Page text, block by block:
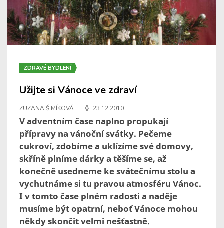
ZDRAVÉ BYDLENÍ
Užijte si Vánoce ve zdraví
ZUZANA ŠIMÍKOVÁ 23.12.2010
V adventním čase naplno propukají
přípravy na vánoční svátky. Pečeme
cukroví, zdobíme a uklízíme své domovy,
skříně plníme dárky a těšíme se, až
konečně usedneme ke svátečnímu stolu a
vychutnáme si tu pravou atmosféru Vánoc.
I v tomto čase plném radosti a naděje
musíme být opatrní, neboť Vánoce mohou
někdy skončit velmi nešťastně.